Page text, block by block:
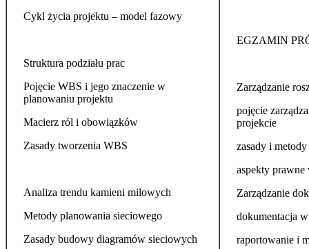
Cykl życia projektu – model fazowy
Struktura podziału prac
Pojęcie WBS i jego znaczenie w
planowaniu projektu
Macierz ról i obowiązków
Zasady tworzenia WBS
Analiza trendu kamieni milowych
Metody planowania sieciowego
Zasady budowy diagramów sieciowych
EGZAMIN
Zarządzanie
pojęcie
projekcie
zasady i
aspekty prawne
Zarządzanie
dokumentacja
raportowanie i